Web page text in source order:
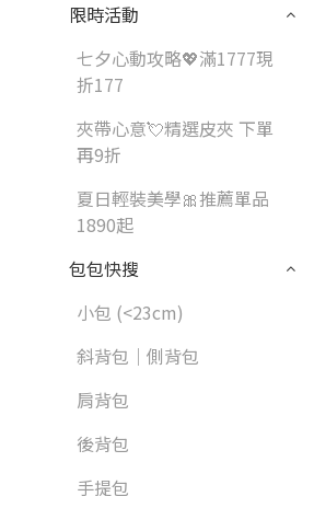
限時活動
七夕心動攻略💖滿1777現
折177
夾帶心意💘精選皮夾 下單
再9折
夏日輕裝美學🎀推薦單品
1890起
包包快搜
小包 (<23cm)
斜背包｜側背包
肩背包
後背包
手提包